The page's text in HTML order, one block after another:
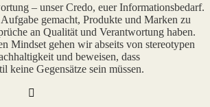
– unser Credo, euer Informationsbedarf.
gemacht, Produkte und Marken zu
an Qualität und Verantwortung haben.
Mindset gehen wir abseits von stereotypen
und beweisen, dass
keine Gegensätze sein müssen.